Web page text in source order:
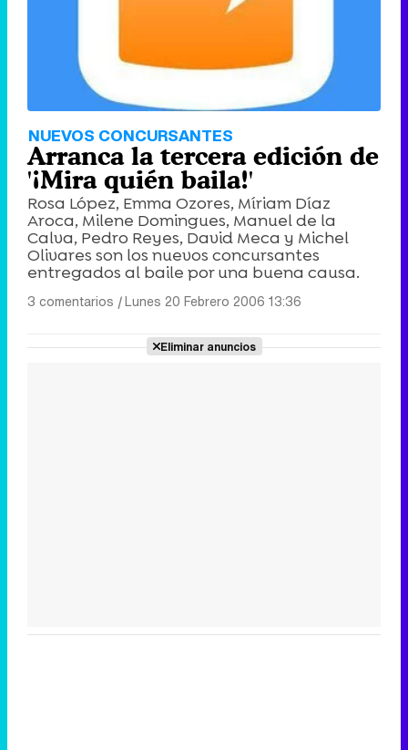
NUEVOS CONCURSANTES
Arranca la tercera edición de
'¡Mira quién baila!'
Rosa López, Emma Ozores, Míriam Díaz
Aroca, Milene Domingues, Manuel de la
Calva, Pedro Reyes, David Meca y Michel
Olivares son los nuevos concursantes
entregados al baile por una buena causa.
3 comentarios |Lunes 20 Febrero 2006 13:36
Eliminar anuncios